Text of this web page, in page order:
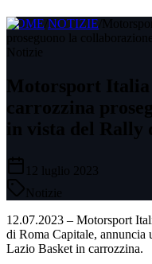
HOME NOTIZIE
proseguono la
Notizie
Motorsport Italia
carrozzina
in vista del Rally
12 luglio 2023
Notizie
12.07.2023 – Motorsport
di Roma Capitale, annuncia
Lazio Basket in carrozzina.